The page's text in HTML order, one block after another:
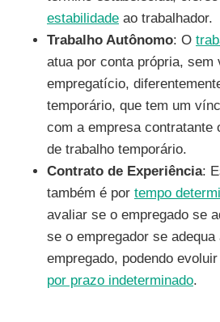
estabilidade ao trabalhador.
Trabalho Autônomo: O
atua por conta própria, sem
empregatício,
temporário, que tem um
com a empresa contratante
de trabalho temporário.
Contrato de Experiência:
também é por tempo
avaliar se o empregado se
se o empregador se
empregado, podendo
por prazo indeterminado.